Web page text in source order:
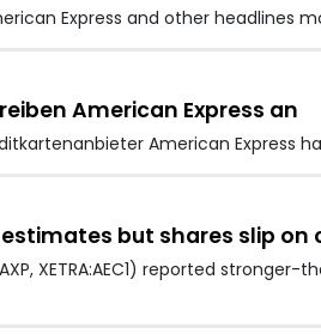
Express and other headlines
American Express an
American
estimates but shares slip
XETRA:AEC1) reported